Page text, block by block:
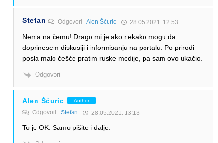
Stefan OdgovoriAlen Šćuric 28.05.2021. 12:53
Nema na čemu! Drago mi je ako nekako mogu da
doprinesem diskusiji i informisanju na portalu. Po prirodi
posla malo češće pratim ruske medije, pa sam ovo ukačio.
Odgovori
Alen Šćuric Author
Odgovori Stefan 28.05.2021. 13:13
To je OK. Samo pišite i dalje.